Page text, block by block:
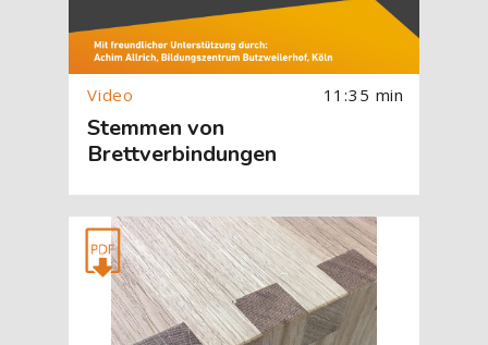
11:35 min
Stemmen von
Brettverbindungen
[Cocoon] About (Text with Image) überspringen